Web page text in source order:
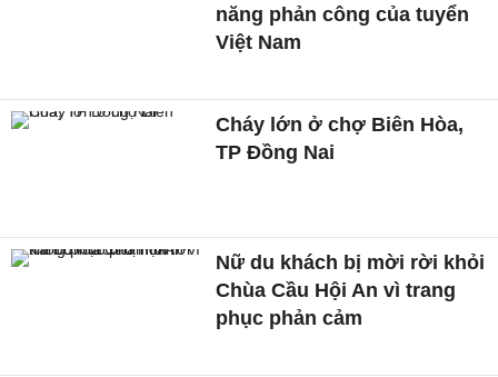
năng phản công của tuyển
Việt Nam
Cháy lớn ở chợ Biên Hòa,
TP Đồng Nai
Nữ du khách bị mời rời khỏi
Chùa Cầu Hội An vì trang
phục phản cảm